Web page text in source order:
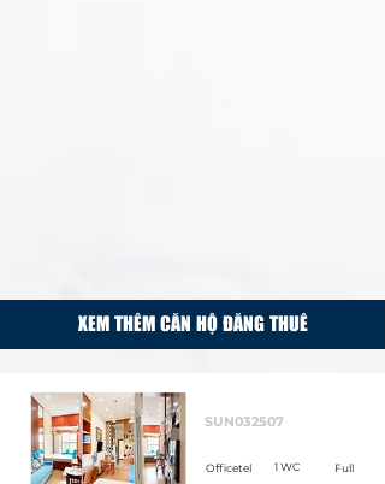
XEM THÊM CĂN HỘ ĐĂNG THUÊ
SUN032507
Officetel 1 WC Full